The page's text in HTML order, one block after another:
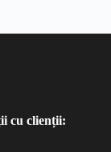
cu clienții: